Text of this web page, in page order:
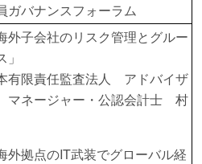
ガバナンスフォーラム
子会社のリスク管理とグルー
有限責任監査法人 アドバイザ
マネージャー・公認会計士 村
拠点のIT武装でグローバル経